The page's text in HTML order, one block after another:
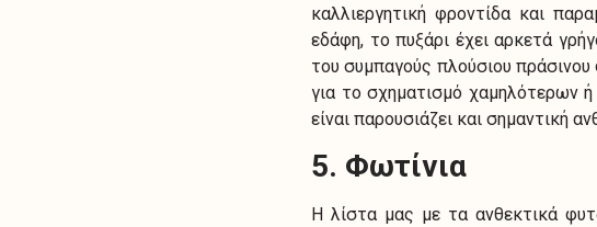
καλλιεργητική φροντίδα και
εδάφη, το πυξάρι έχει αρκετά
του συμπαγούς πλούσιου
για το σχηματισμό χαμηλότερων
είναι παρουσιάζει και σημαντική
5. Φωτίνια
Η λίστα μας με τα ανθεκτικά